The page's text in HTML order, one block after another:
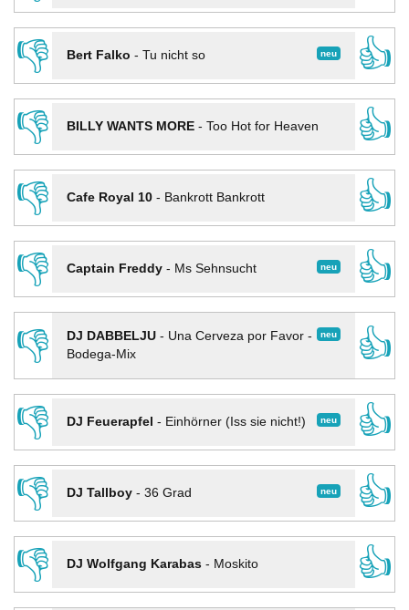
👎
neu
Bert Falko - Tu nicht so
👍
👎
BILLY WANTS MORE- Too Hot for Heaven
👍
👎
Cafe Royal 10- Bankrott Bankrott
👍
👎
neu
Captain Freddy- Ms Sehnsucht
👍
👎
neu
DJ DABBELJU- Una Cerveza por Favor -
Bodega-Mix
👍
👎
neu
DJ Feuerapfel - Einhörner (Iss sie nicht!)
👍
👎
neu
DJ Tallboy- 36 Grad
👍
👎
DJ Wolfgang Karabas- Moskito
👍